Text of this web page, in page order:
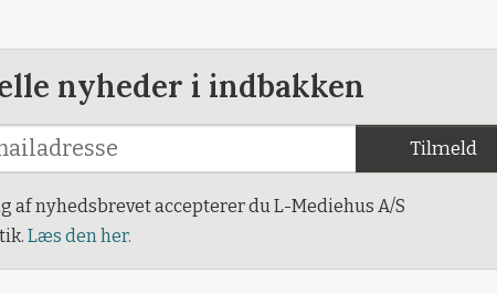
nyheder i indbakken
Tilmeld
af nyhedsbrevet accepterer du L-Mediehus A/S
Læs den her.